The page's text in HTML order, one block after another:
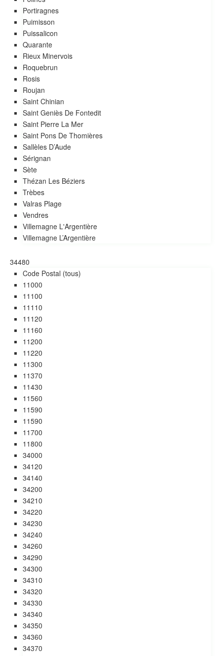
Portiragnes
Puimisson
Puissalicon
Quarante
Rieux Minervois
Roquebrun
Rosis
Roujan
Saint Chinian
Saint Geniès De Fontedit
Saint Pierre La Mer
Saint Pons De Thomières
Sallèles D’Aude
Sérignan
Sète
Thézan Les Béziers
Trèbes
Valras Plage
Vendres
Villemagne L'Argentière
Villemagne L’Argentière
34480
Code Postal (tous)
11000
11100
11110
11120
11160
11200
11220
11300
11370
11430
11560
11590
11590
11700
11800
34000
34120
34140
34200
34210
34220
34230
34240
34260
34290
34300
34310
34320
34330
34340
34350
34360
34370